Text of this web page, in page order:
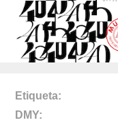
Etiqueta
DMY